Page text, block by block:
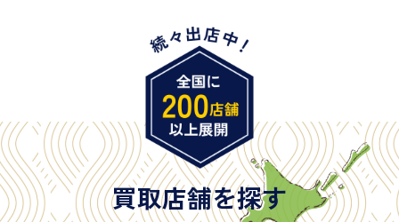
・旧パスポート
※原則として「公的機関が発行し、氏名、住所、生
年月日が記載されているもの
※日本国政府発行のもの
※2020年2月4日以降に申請された新型パスポートに
は「所持人記入欄（住所記載欄）」が存在しないた
め、単体では古物営業法上の本人確認書類として認
買取店舗を探す